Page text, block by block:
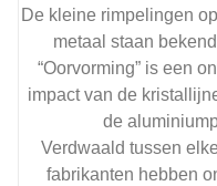
De kleine rimpelingen
metaal staan
“Oorvorming” is een
impact van de
de
Verdwaald tussen
fabrikanten hebben